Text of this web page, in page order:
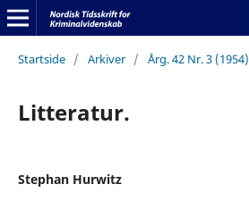
Startside / Arkiver / Årg. 42 Nr. 3 (1954)
Litteratur.
Stephan Hurwitz